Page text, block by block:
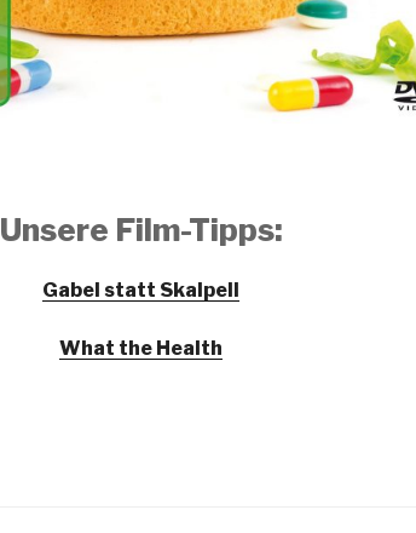
Unsere Film-Tipps:
Gabel statt Skalpell
What the Health